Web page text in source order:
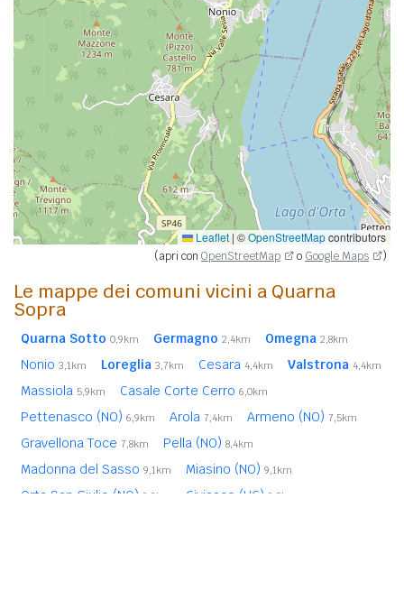
Leaflet | ©OpenStreetMapcontributors
(apri con OpenStreetMap o Google Maps )
Le mappe dei comuni vicini a Quarna
Sopra
Quarna Sotto 0,9km Germagno 2,4km Omegna 2,8km
Nonio 3,1km Loreglia 3,7km Cesara 4,4km Valstrona 4,4km
Massiola 5,9km Casale Corte Cerro 6,0km
Pettenasco (NO) 6,9km Arola 7,4km Armeno (NO) 7,5km
Gravellona Toce 7,8km Pella (NO) 8,4km
Madonna del Sasso 9,1km Miasino (NO) 9,1km
Orta San Giulio (NO) 9,2km Civiasco (VC) 9,5km